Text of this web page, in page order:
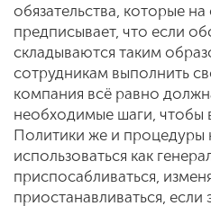
обязательства, которые
предписывает, что если
складываются таким
сотрудникам выполнить
компания всё равно
необходимые шаги, чтобы
Политики же и
использоваться как
приспосабливаться,
приостанавливаться,